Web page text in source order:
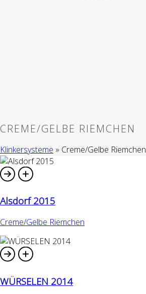
CREME/GELBE RIEMCHEN
Klinkersysteme » Creme/Gelbe Riemchen
Alsdorf 2015
Creme/Gelbe Riemchen
WÜRSELEN 2014